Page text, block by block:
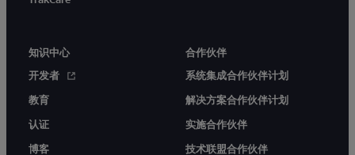
知识中心
开发者
教育
认证
博客
合作伙伴
系统集成合作伙伴计划
解决方案合作伙伴计划
实施合作伙伴
技术联盟合作伙伴